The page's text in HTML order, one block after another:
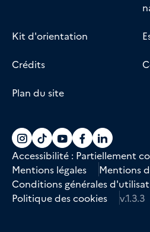
Kit d'orientation
Crédits
Plan du site
Accéder au compte
Accéder au
Accéder au
Accéder
Accessibilité : Partiellement
Mentions légales
Mentions
Conditions générales
Politique des cookies
v.1.3.3